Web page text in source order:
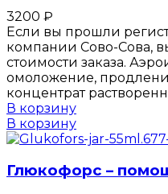
3200 ₽
Если вы прошли
компании Сово-Сова,
стоимости заказа.
омоложение,
концентрат
В корзину
В корзину
Глюкофорс –